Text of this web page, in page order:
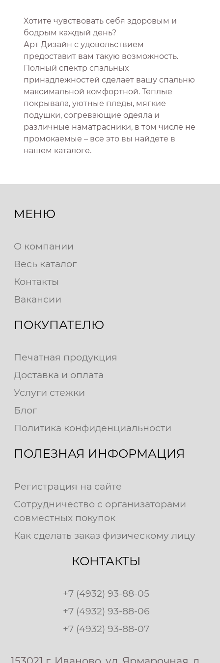
Хотите чувствовать себя здоровым и
бодрым каждый день?
Арт Дизайн с удовольствием
предоставит вам такую возможность.
Полный спектр спальных
принадлежностей сделает вашу спальню
максимальной комфортной. Теплые
покрывала, уютные пледы, мягкие
подушки, согревающие одеяла и
различные наматрасники, в том числе не
промокаемые – все это вы найдете в
нашем каталоге.
МЕНЮ
О компании
Весь каталог
Контакты
Вакансии
ПОКУПАТЕЛЮ
Печатная продукция
Доставка и оплата
Услуги стежки
Блог
Политика конфиденциальности
ПОЛЕЗНАЯ ИНФОРМАЦИЯ
Регистрация на сайте
Сотрудничество с организаторами
совместных покупок
Как сделать заказ физическому лицу
КОНТАКТЫ
+7 (4932) 93-88-05
+7 (4932) 93-88-06
+7 (4932) 93-88-07